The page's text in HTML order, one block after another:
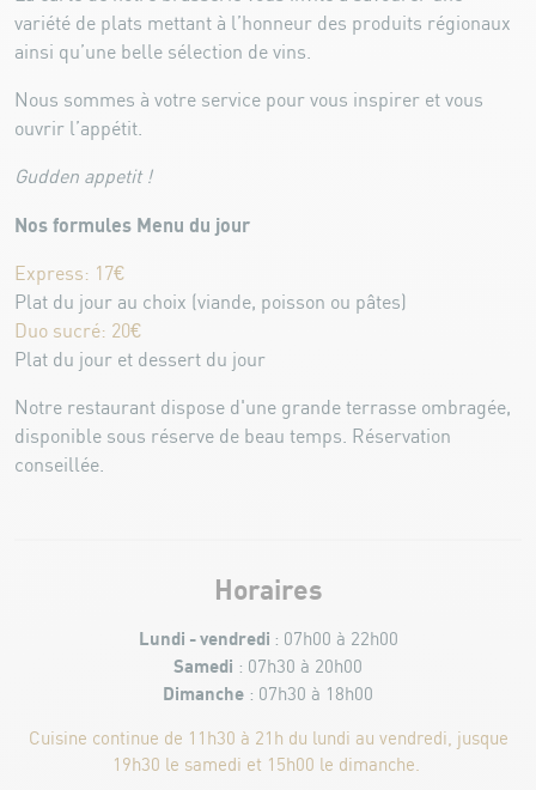
variété de plats mettant à l’honneur des produits régionaux
ainsi qu’une belle sélection de vins.
Nous sommes à votre service pour vous inspirer et vous
ouvrir l’appétit.
Gudden appetit !
Nos formules Menu du jour
Express: 17€
Plat du jour au choix (viande, poisson ou pâtes)
Duo sucré: 20€
Plat du jour et dessert du jour
Notre restaurant dispose d'une grande terrasse ombragée,
disponible sous réserve de beau temps. Réservation
conseillée.
Horaires
Lundi - vendredi : 07h00 à 22h00
Samedi : 07h30 à 20h00
Dimanche : 07h30 à 18h00
Cuisine continue de 11h30 à 21h du lundi au vendredi, jusque
19h30 le samedi et 15h00 le dimanche.